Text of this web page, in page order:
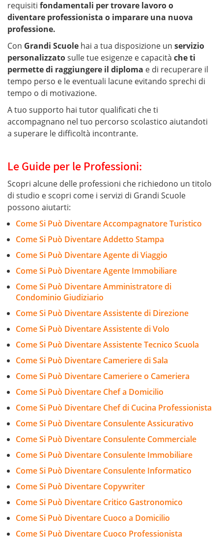
requisiti fondamentali per trovare lavoro o
diventare professionista o imparare una nuova
professione.
Con Grandi Scuole hai a tua disposizione un servizio
personalizzatosulle tue esigenze e capacità che ti
permette di raggiungere il diploma e di recuperare il
tempo perso e le eventuali lacune evitando sprechi di
tempo o di motivazione.
A tuo supporto hai tutor qualificati che ti
accompagnano nel tuo percorso scolastico aiutandoti
a superare le difficoltà incontrante.
Le Guide per le Professioni:
Scopri alcune delle professioni che richiedono un titolo
di studio e scopri come i servizi di Grandi Scuole
possono aiutarti:
Come Si Può Diventare Accompagnatore Turistico
Come Si Può Diventare Addetto Stampa
Come Si Può Diventare Agente di Viaggio
Come Si Può Diventare Agente Immobiliare
Come Si Può Diventare Amministratore di
Condominio Giudiziario
Come Si Può Diventare Assistente di Direzione
Come Si Può Diventare Assistente di Volo
Come Si Può Diventare Assistente Tecnico Scuola
Come Si Può Diventare Cameriere di Sala
Come Si Può Diventare Cameriere o Cameriera
Come Si Può Diventare Chef a Domicilio
Come Si Può Diventare Chef di Cucina Professionista
Come Si Può Diventare Consulente Assicurativo
Come Si Può Diventare Consulente Commerciale
Come Si Può Diventare Consulente Immobiliare
Come Si Può Diventare Consulente Informatico
Come Si Può Diventare Copywriter
Come Si Può Diventare Critico Gastronomico
Come Si Può Diventare Cuoco a Domicilio
Come Si Può Diventare Cuoco Professionista